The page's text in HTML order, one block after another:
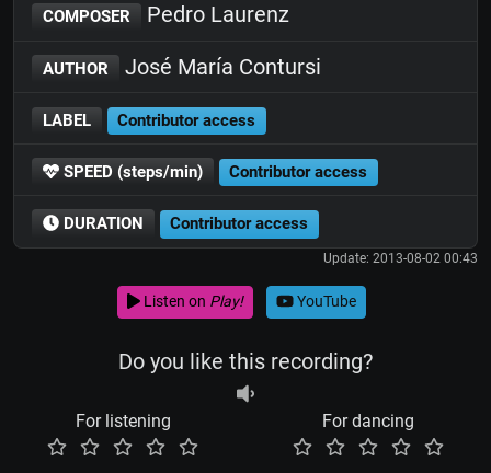
COMPOSER Pedro Laurenz
AUTHOR José María Contursi
LABEL Contributor access
SPEED (steps/min) Contributor access
DURATION Contributor access
Update: 2013-08-02 00:43
Listen on Play! YouTube
Do you like this recording?
For listening For dancing